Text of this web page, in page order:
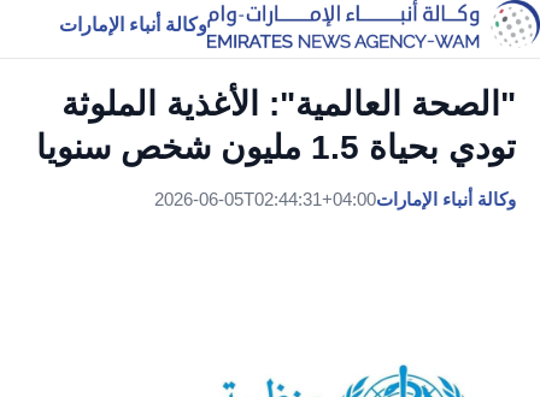
وكالة أنباء الإمارات
"الصحة العالمية": الأغذية الملوثة
تودي بحياة 1.5 مليون شخص سنويا
وكالة أنباء الإمارات2026-06-05T02:44:31+04:00